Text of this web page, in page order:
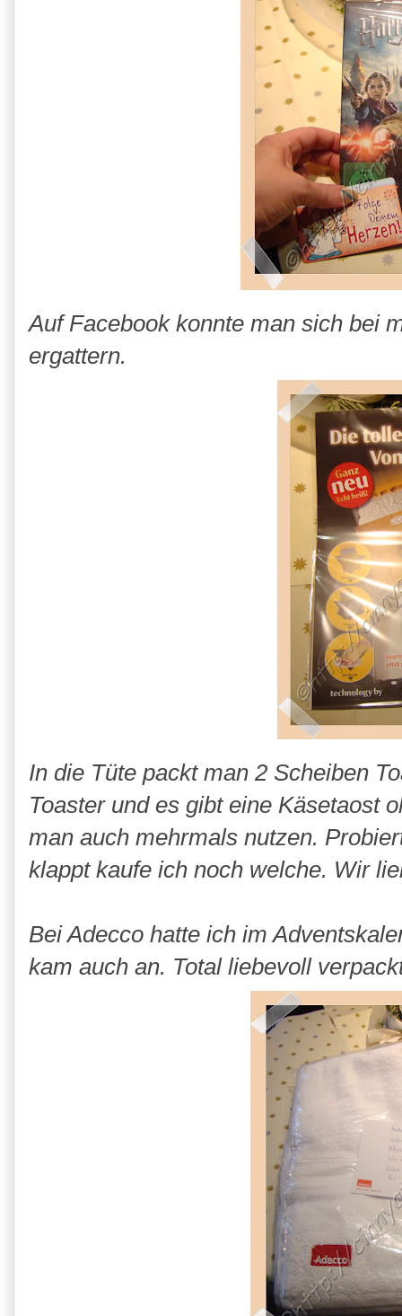
Auf Facebook konnte man sich bei
ergattern.
In die Tüte packt man 2 Scheiben
Toaster und es gibt eine Käsetaost
man auch mehrmals nutzen.
klappt kaufe ich noch welche. Wir
Bei Adecco hatte ich im
kam auch an. Total liebevoll